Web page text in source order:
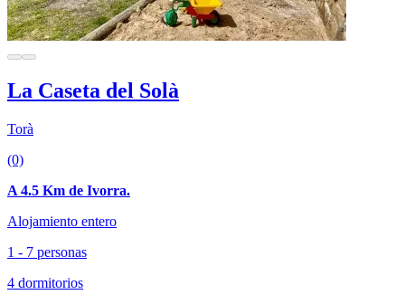
La Caseta del Solà
Torà
(0)
A 4.5 Km de Ivorra.
Alojamiento entero
1 - 7 personas
4 dormitorios